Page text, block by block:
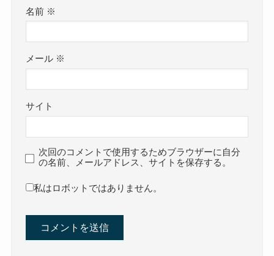
名前 ※
メール ※
サイト
次回のコメントで使用するためブラウザーに自分
の名前、メールアドレス、サイトを保存する。
私はロボットではありません。